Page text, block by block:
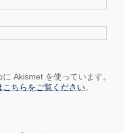
Akismet を使っています。
こちらをご覧ください。